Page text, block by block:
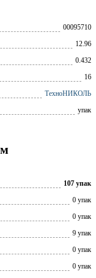
00095710
12.96
0.432
16
ТехноНИКОЛЬ
упак
107 упак
0 упак
0 упак
9 упак
0 упак
0 упак